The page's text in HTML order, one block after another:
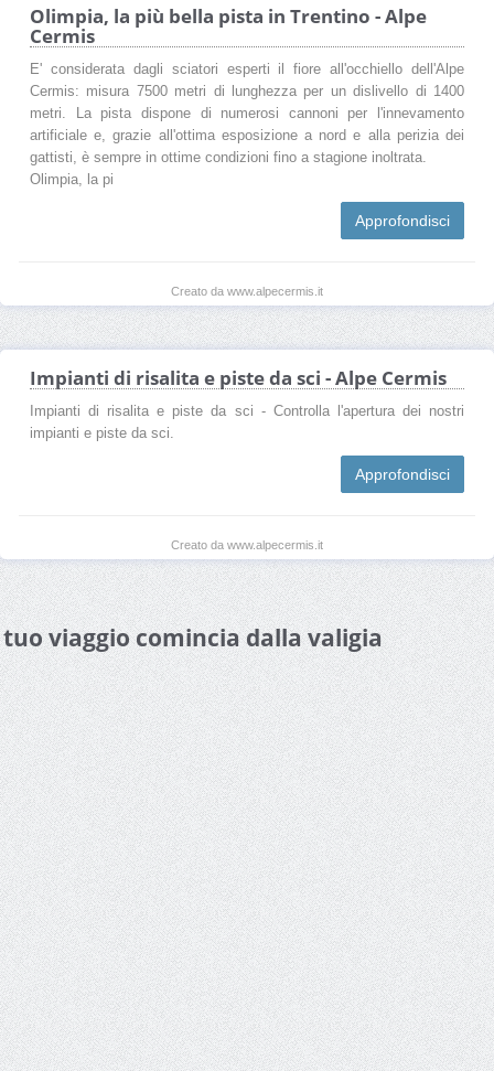
Olimpia, la più bella pista in Trentino - Alpe
Cermis
E' considerata dagli sciatori esperti il fiore all'occhiello dell'Alpe
Cermis: misura 7500 metri di lunghezza per un dislivello di 1400
metri. La pista dispone di numerosi cannoni per l'innevamento
artificiale e, grazie all'ottima esposizione a nord e alla perizia dei
gattisti, è sempre in ottime condizioni fino a stagione inoltrata.
Olimpia, la pi
Approfondisci
Creato da www.alpecermis.it
Impianti di risalita e piste da sci - Alpe Cermis
Impianti di risalita e piste da sci - Controlla l'apertura dei nostri
impianti e piste da sci.
Approfondisci
Creato da www.alpecermis.it
viaggio comincia dalla valigia